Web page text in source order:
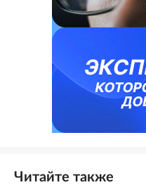
Читайте также